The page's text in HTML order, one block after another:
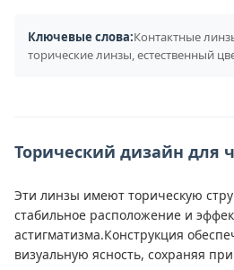
Ключевые слова:Контактные
торические линзы, естественный
Торический дизайн для
Эти линзы имеют торическую
стабильное расположение и
астигматизма.Конструкция
визуальную ясность, сохраняя